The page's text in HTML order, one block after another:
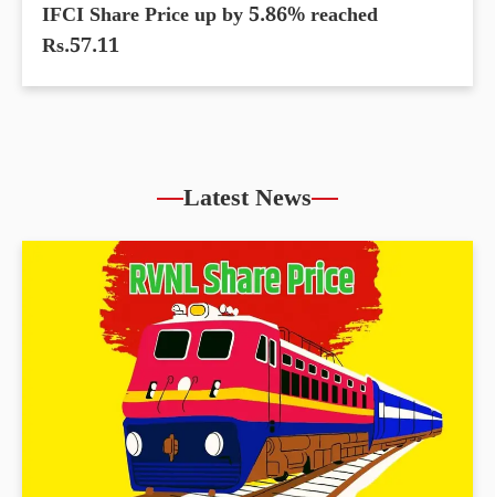
IFCI Share Price up by 5.86% reached
Rs.57.11
Latest News